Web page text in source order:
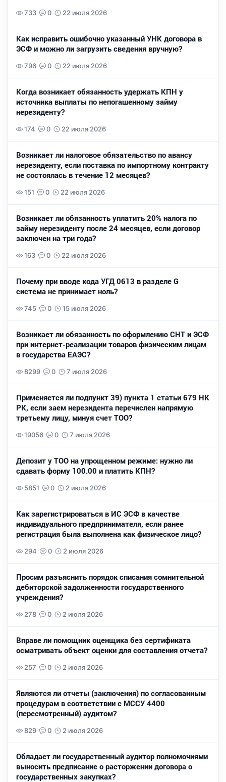
733 0 22 июля 2026
Как исправить ошибочно указанный УНК договора в
ЭСФ и можно ли загрузить сведения вручную?
796 0 22 июля 2026
Когда возникает обязанность удержать КПН у
источника выплаты по непогашенному займу
нерезиденту?
174 0 22 июля 2026
Возникает ли налоговое обязательство по авансу
нерезиденту, если поставка по импортному контракту
не состоялась в течение 12 месяцев?
151 0 22 июля 2026
Возникает ли обязанность уплатить 20% налога по
займу нерезиденту после 24 месяцев, если договор
заключен на три года?
163 0 22 июля 2026
Почему при вводе кода УГД 0613 в разделе G
система не принимает ноль?
745 0 15 июля 2026
Возникает ли обязанность по оформлению СНТ и ЭСФ
при интернет-реализации товаров физическим лицам
в государства ЕАЭС?
8299 0 7 июля 2026
Применяется ли подпункт 39) пункта 1 статьи 679 НК
РК, если заем нерезидента перечислен напрямую
третьему лицу, минуя счет ТОО?
19056 0 7 июля 2026
Депозит у ТОО на упрощенном режиме: нужно ли
сдавать форму 100.00 и платить КПН?
5851 0 2 июля 2026
Как зарегистрироваться в ИС ЭСФ в качестве
индивидуального предпринимателя, если ранее
регистрация была выполнена как физическое лицо?
294 0 2 июля 2026
Просим разъяснить порядок списания сомнительной
дебиторской задолженности государственного
учреждения?
278 0 2 июля 2026
Вправе ли помощник оценщика без сертификата
осматривать объект оценки для составления отчета?
257 0 2 июля 2026
Являются ли отчеты (заключения) по согласованным
процедурам в соответствии с МССУ 4400
(пересмотренный) аудитом?
829 0 2 июля 2026
Обладает ли государственный аудитор полномочиями
выносить предписание о расторжении договора о
государственных закупках?